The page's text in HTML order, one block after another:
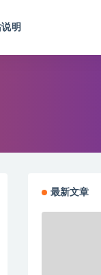
明
最新文章